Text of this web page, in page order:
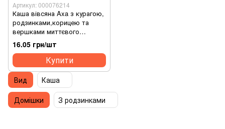
Артикул: 000076214
Каша вівсяна Axa з курагою,
родзинками,корицею та
вершками миттєвого
приготування 40г (
4820237691071)
16.05 грн/шт
Купити
Вид
Каша
Домішки
З родзинками